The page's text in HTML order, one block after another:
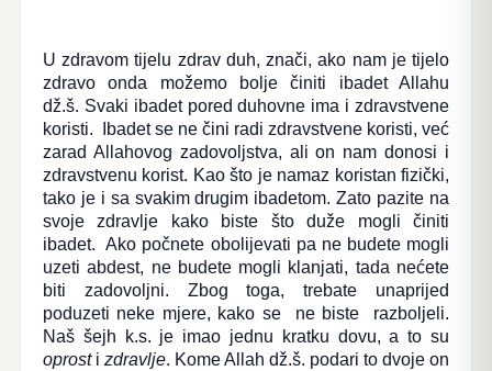
U zdravom tijelu zdrav duh, znači, ako nam je tijelo
zdravo onda možemo bolje činiti ibadet Allahu
dž.š. Svaki ibadet pored duhovne ima i zdravstvene
koristi. Ibadet se ne čini radi zdravstvene koristi, već
zarad Allahovog zadovoljstva, ali on nam donosi i
zdravstvenu korist. Kao što je namaz koristan fizički,
tako je i sa svakim drugim ibadetom. Zato pazite na
svoje zdravlje kako biste što duže mogli činiti
ibadet. Ako počnete obolijevati pa ne budete mogli
uzeti abdest, ne budete mogli klanjati, tada nećete
biti zadovoljni. Zbog toga, trebate unaprijed
poduzeti neke mjere, kako se ne biste razboljeli.
Naš šejh k.s. je imao jednu kratku dovu, a to su
oprosti zdravlje. Kome Allah dž.š. podari to dvoje on